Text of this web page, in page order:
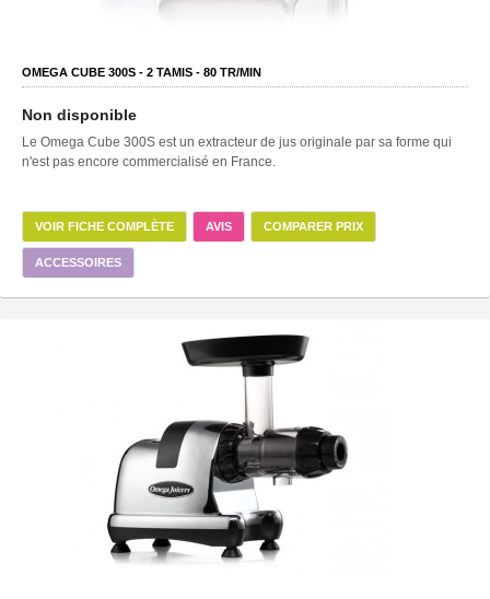
OMEGA CUBE 300S - 2 TAMIS - 80 TR/MIN
Non disponible
Le Omega Cube 300S est un extracteur de jus originale par sa forme qui
n'est pas encore commercialisé en France.
VOIR FICHE COMPLÈTE AVIS COMPARER PRIX
ACCESSOIRES